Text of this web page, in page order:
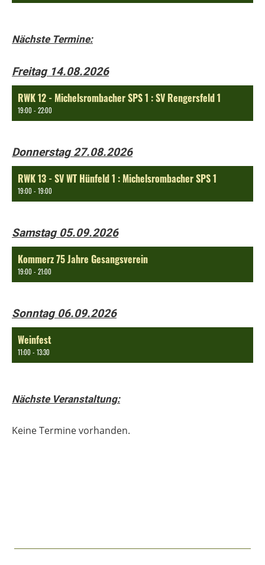
Nächste Termine:
Freitag 14.08.2026
RWK 12 - Michelsrombacher SPS 1 : SV Rengersfeld 1
19:00 - 22:00
Donnerstag 27.08.2026
RWK 13 - SV WT Hünfeld 1 : Michelsrombacher SPS 1
19:00 - 19:00
Samstag 05.09.2026
Kommerz 75 Jahre Gesangsverein
19:00 - 21:00
Sonntag 06.09.2026
Weinfest
11:00 - 13:30
Nächste Veranstaltung:
Keine Termine vorhanden.